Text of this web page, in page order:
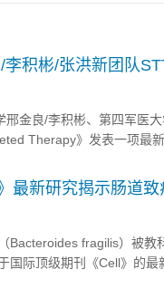
积彬/张洪新团队
生发展中的关键作
邢金良/李积彬、第四军医
Therapy》发表一项最
了一种靶向AKAP1的多肽
最新研究揭示肠道
的生长优势
Bacteroides fragilis）被教
国际顶级期刊《Cell》的